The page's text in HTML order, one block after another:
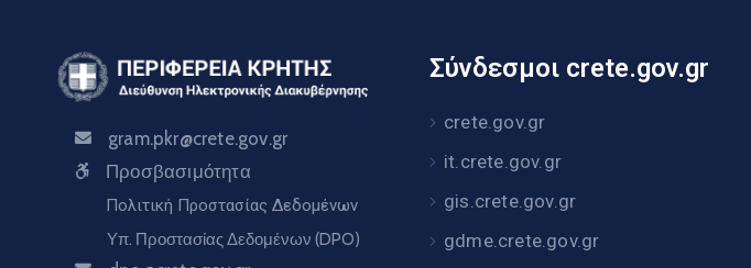
gram.pkr@crete.gov.gr
Προσβασιμότητα
Πολιτική Προστασίας Δεδομένων
Υπ. Προστασίας Δεδομένων (DPO)
Σύνδεσμοι crete.gov.gr
crete.gov.gr
it.crete.gov.gr
gis.crete.gov.gr
gdme.crete.gov.gr